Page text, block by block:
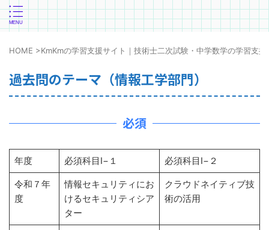
HOME >KmKmの学習支援サイト｜技術士二次試験・中学数学の学習支援
過去問のテーマ（情報工学部門）
必須
年度 必須科目Ⅰ−１ 必須科目Ⅰ−２
令和７年
度
情報セキュリティにお
けるセキュリティシア
ター
クラウドネイティブ技
術の活用